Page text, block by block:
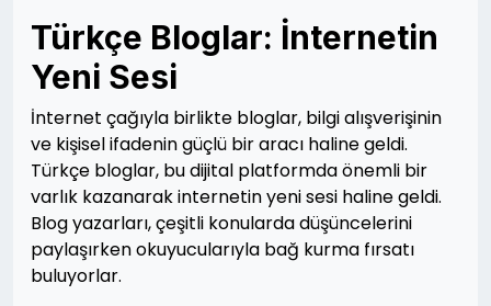
Türkçe Bloglar: İnternetin
Yeni Sesi
İnternet çağıyla birlikte bloglar, bilgi alışverişinin
ve kişisel ifadenin güçlü bir aracı haline geldi.
Türkçe bloglar, bu dijital platformda önemli bir
varlık kazanarak internetin yeni sesi haline geldi.
Blog yazarları, çeşitli konularda düşüncelerini
paylaşırken okuyucularıyla bağ kurma fırsatı
buluyorlar.